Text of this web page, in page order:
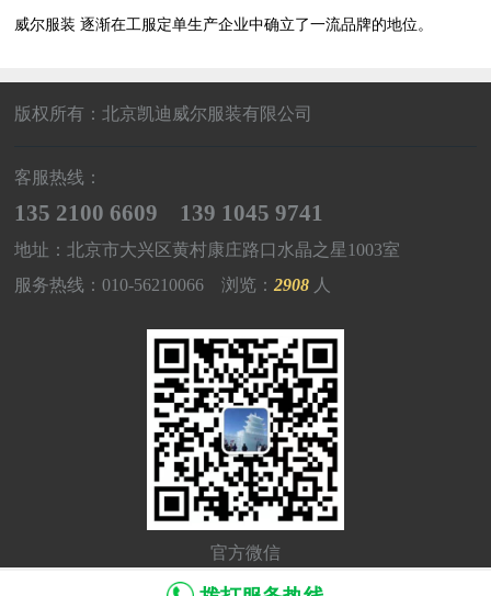
威尔服装 逐渐在工服定单生产企业中确立了一流品牌的地位。
版权所有：北京凯迪威尔服装有限公司
客服热线：
135 2100 6609 139 1045 9741
地址：北京市大兴区黄村康庄路口水晶之星1003室
服务热线：010-56210066 浏览：2908 人
官方微信